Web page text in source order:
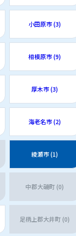
小田原市 (3)
相模原市 (9)
厚木市 (3)
海老名市 (2)
綾瀬市 (1)
中郡大磯町 (0)
足柄上郡大井町 (0)